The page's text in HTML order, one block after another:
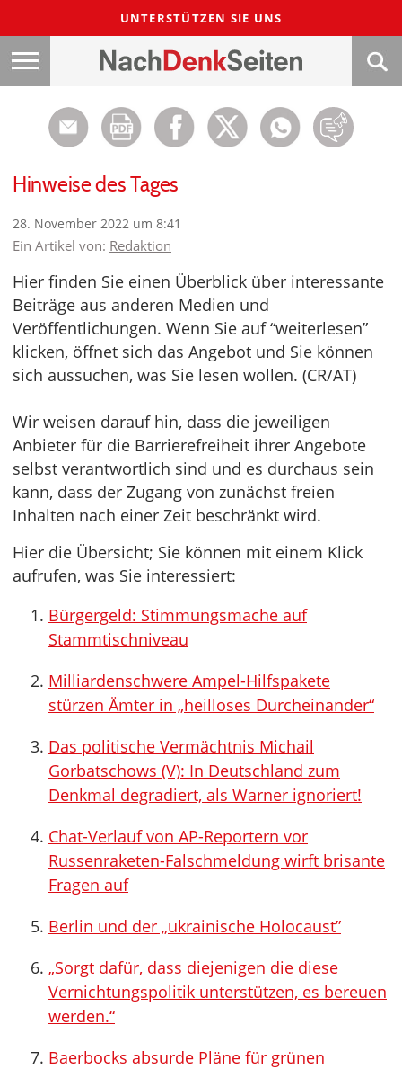
UNTERSTÜTZEN SIE UNS
Hinweise des Tages
28. November 2022 um 8:41
Ein Artikel von: Redaktion
Hier finden Sie einen Überblick über interessante
Beiträge aus anderen Medien und
Veröffentlichungen. Wenn Sie auf “weiterlesen”
klicken, öffnet sich das Angebot und Sie können
sich aussuchen, was Sie lesen wollen. (CR/AT)
Wir weisen darauf hin, dass die jeweiligen
Anbieter für die Barrierefreiheit ihrer Angebote
selbst verantwortlich sind und es durchaus sein
kann, dass der Zugang von zunächst freien
Inhalten nach einer Zeit beschränkt wird.
Hier die Übersicht; Sie können mit einem Klick
aufrufen, was Sie interessiert:
Bürgergeld: Stimmungsmache auf
Stammtischniveau
Milliardenschwere Ampel-Hilfspakete
stürzen Ämter in „heilloses Durcheinander“
Das politische Vermächtnis Michail
Gorbatschows (V): In Deutschland zum
Denkmal degradiert, als Warner ignoriert!
Chat-Verlauf von AP-Reportern vor
Russenraketen-Falschmeldung wirft brisante
Fragen auf
Berlin und der „ukrainische Holocaust”
„Sorgt dafür, dass diejenigen die diese
Vernichtungspolitik unterstützen, es bereuen
werden.“
Baerbocks absurde Pläne für grünen